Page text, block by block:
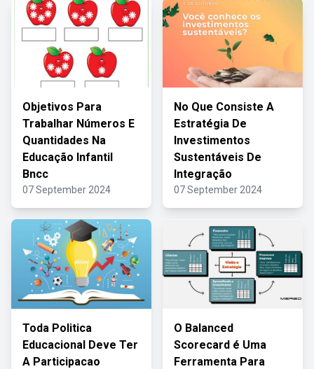
Objetivos Para
Trabalhar Números E
Quantidades Na
Educação Infantil
Bncc
07 September 2024
No Que Consiste A
Estratégia De
Investimentos
Sustentáveis De
Integração
07 September 2024
Toda Politica
Educacional Deve Ter
A Participacao
O Balanced
Scorecard é Uma
Ferramenta Para